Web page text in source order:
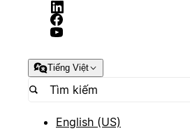
Tiếng Việt
English (US)